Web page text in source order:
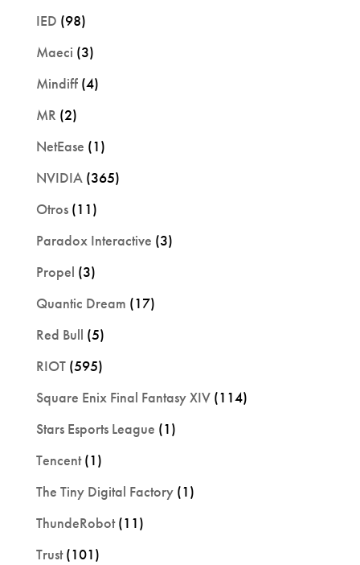
IED (98)
Maeci (3)
Mindiff(4)
MR (2)
NetEase (1)
NVIDIA(365)
Otros(11)
Paradox Interactive (3)
Propel (3)
Quantic Dream (17)
Red Bull (5)
RIOT(595)
Square Enix Final Fantasy XIV(114)
Stars Esports League (1)
Tencent(1)
The Tiny Digital Factory(1)
ThundeRobot(11)
Trust(101)